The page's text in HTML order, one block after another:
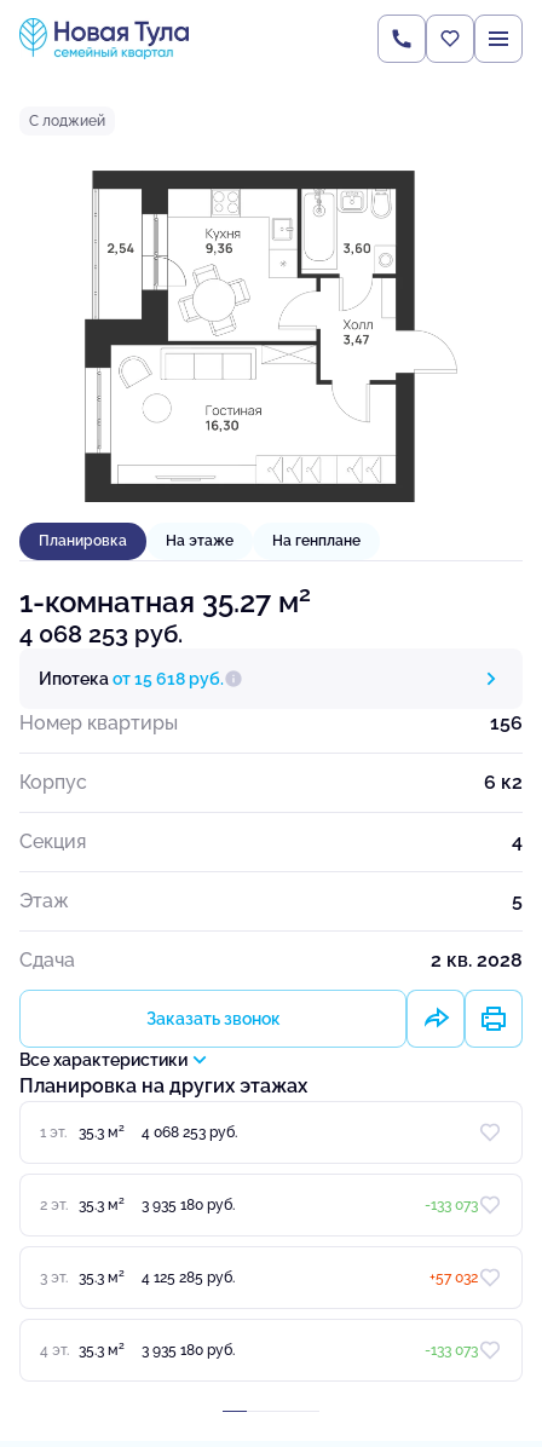
1-комнатная35.27 м 4 068 253 руб.
Ипотекаот 15 618 руб.
С лоджией
Планировка На этаже На генплане
1-комнатная 35.27 м2
4 068 253 руб.
Ипотекаот 15 618 руб.
Номер квартиры 156
Корпус 6 к2
Секция 4
Этаж 5
Сдача 2 кв. 2028
Заказать звонок
Все характеристики
Планировка на других этажах
1 эт. 35.3 м2 4 068 253 руб.
2 эт. 35.3 м2 3 935 180 руб. -133 073
3 эт. 35.3 м2 4 125 285 руб. +57 032
4 эт. 35.3 м2 3 935 180 руб. -133 073